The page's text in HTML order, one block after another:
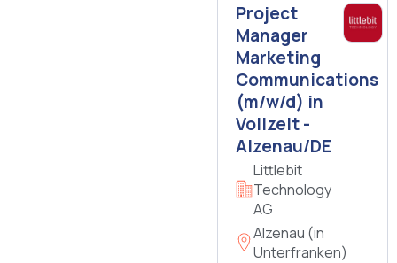
Project
Manager
Marketing
Communications
(m/w/d) in
Vollzeit -
Alzenau/DE
Littlebit
Technology
AG
Alzenau (in
Unterfranken)